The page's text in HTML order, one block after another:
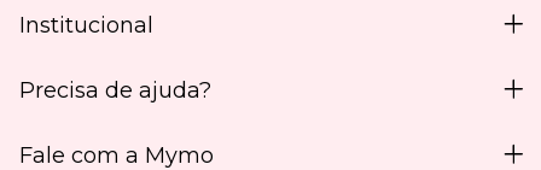
Institucional
Precisa de ajuda?
Fale com a Mymo